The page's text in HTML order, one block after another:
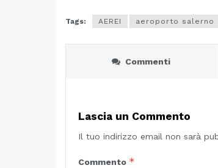
Tags: AEREI aeroporto salerno
Commenti
Lascia un Commento
Il tuo indirizzo email non sarà
Commento *